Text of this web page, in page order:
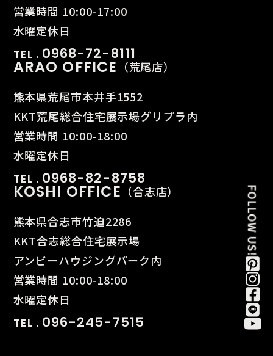
営業時間 10:00-17:00
水曜定休日
TEL . 0968-72-8111
ARAO OFFICE （荒尾店）
熊本県荒尾市本井手1552
KKT荒尾総合住宅展示場グリプラ内
営業時間 10:00-18:00
水曜定休日
TEL . 0968-82-8758
KOSHI OFFICE （合志店）
熊本県合志市竹迫2286
KKT合志総合住宅展示場
アンビーハウジングパーク内
営業時間 10:00-18:00
水曜定休日
TEL . 096-245-7515